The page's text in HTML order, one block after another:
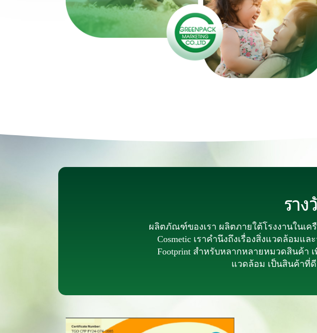
ราง
ผลิตภัณฑ์ของเรา ผลิตภายใต้โรงงานในเครื
Cosmetic เราคำนึงถึงเรื่องสิ่งแวดล้อมแ
Footprint สำหรับหลากหลายหมวดสินค้า
แวดล้อม เป็นสินค้าที่